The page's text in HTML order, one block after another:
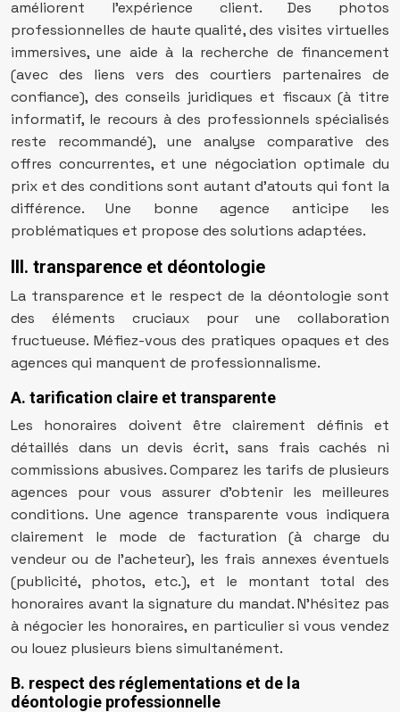
améliorent l’expérience client. Des photos
professionnelles de haute qualité, des visites virtuelles
immersives, une aide à la recherche de financement
(avec des liens vers des courtiers partenaires de
confiance), des conseils juridiques et fiscaux (à titre
informatif, le recours à des professionnels spécialisés
reste recommandé), une analyse comparative des
offres concurrentes, et une négociation optimale du
prix et des conditions sont autant d’atouts qui font la
différence. Une bonne agence anticipe les
problématiques et propose des solutions adaptées.
III. transparence et déontologie
La transparence et le respect de la déontologie sont
des éléments cruciaux pour une collaboration
fructueuse. Méfiez-vous des pratiques opaques et des
agences qui manquent de professionnalisme.
A. tarification claire et transparente
Les honoraires doivent être clairement définis et
détaillés dans un devis écrit, sans frais cachés ni
commissions abusives. Comparez les tarifs de plusieurs
agences pour vous assurer d’obtenir les meilleures
conditions. Une agence transparente vous indiquera
clairement le mode de facturation (à charge du
vendeur ou de l’acheteur), les frais annexes éventuels
(publicité, photos, etc.), et le montant total des
honoraires avant la signature du mandat. N’hésitez pas
à négocier les honoraires, en particulier si vous vendez
ou louez plusieurs biens simultanément.
B. respect des réglementations et de la
déontologie professionnelle